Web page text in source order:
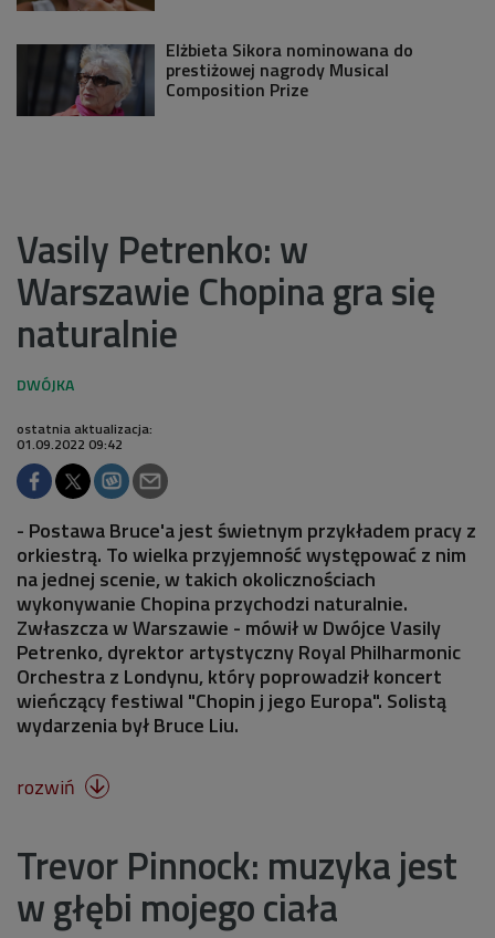
Elżbieta Sikora nominowana do
prestiżowej nagrody Musical
Composition Prize
Vasily Petrenko: w
Warszawie Chopina gra się
naturalnie
ostatnia aktualizacja:
01.09.2022 09:42
- Postawa Bruce'a jest świetnym przykładem pracy z
orkiestrą. To wielka przyjemność występować z nim
na jednej scenie, w takich okolicznościach
wykonywanie Chopina przychodzi naturalnie.
Zwłaszcza w Warszawie - mówił w Dwójce Vasily
Petrenko, dyrektor artystyczny Royal Philharmonic
Orchestra z Londynu, który poprowadził koncert
wieńczący festiwal "Chopin j jego Europa". Solistą
wydarzenia był Bruce Liu.
rozwiń 
Trevor Pinnock: muzyka jest
w głębi mojego ciała